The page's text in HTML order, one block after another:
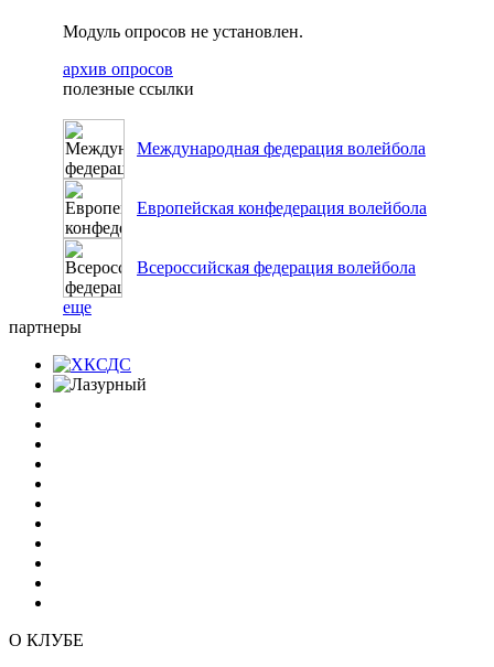
Модуль опросов не установлен.
архив опросов
полезные ссылки
Международная федерация волейбола
Европейская конфедерация волейбола
Всероссийская федерация волейбола
еще
партнеры
О КЛУБЕ